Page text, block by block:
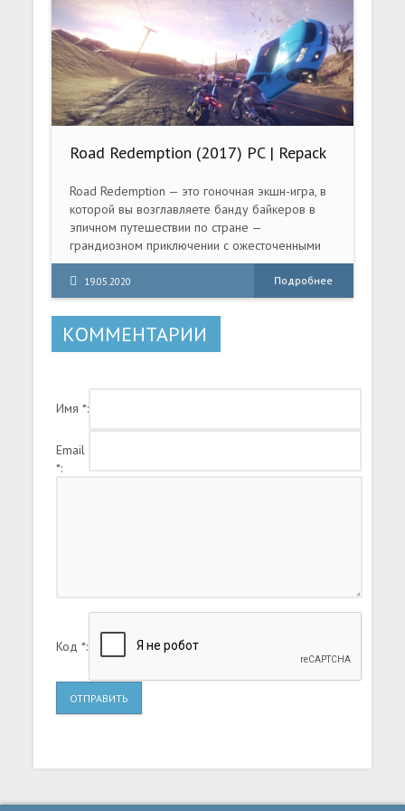
герою первой части, вернувшемуся с новой
армией для захвата всего мира.
Road Redemption (2017) PC | Repack
Road Redemption — это гоночная экшн-игра, в
которой вы возглавляете банду байкеров в
эпичном путешествии по стране —
грандиозном приключении с ожесточенными
сражениями на дорогах. Игра является
духовным наследником известной многим
Road Rash.
19.05.2020 Подробнее
КОММЕНТАРИИ
Имя *:
Email
*:
Код *:
ОТПРАВИТЬ